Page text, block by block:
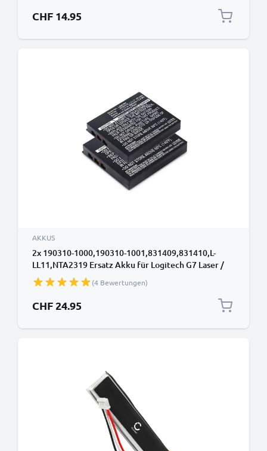
CHF 14.95
AKKUS
2x 190310-1000,190310-1001,831409,831410,L-
LL11,NTA2319 Ersatz Akku für Logitech G7 Laser /
MX Air / M-RBQ124 Ersatzakku 190310-
1000,190310-1001,831409,831410,L-LL11,NTA2319 -
Zusatzakku 600mAh, Batterie
(4 Bewertungen)
CHF 24.95